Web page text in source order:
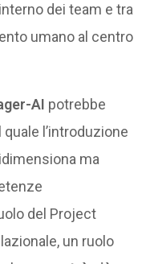
dei team e tra
umano al centro
AI potrebbe
l’introduzione
ma
del Project
un ruolo